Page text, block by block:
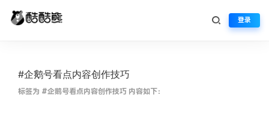
登录
#企鹅号看点内容创作技巧
标签为 #企鹅号看点内容创作技巧 内容如下：